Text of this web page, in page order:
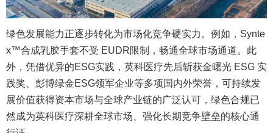
绿色发展能力正逐步转化为市场化竞争硬实力。例如，Synte
x™合成乳胶手套不受 EUDR限制，畅通全球市场通道。此
外，凭借优异的ESG实践，英科医疗先后斩获金曙光 ESG 实
践奖、彭博绿金ESG领军企业等多项国内外荣誉，可持续发
展价值获得资本市场与全球产业链的广泛认可，绿色合规已
然成为英科医疗深耕全球市场、强化长期竞争壁垒的核心通